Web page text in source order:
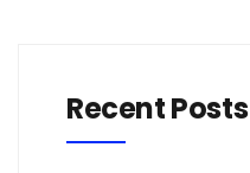
Recent Posts